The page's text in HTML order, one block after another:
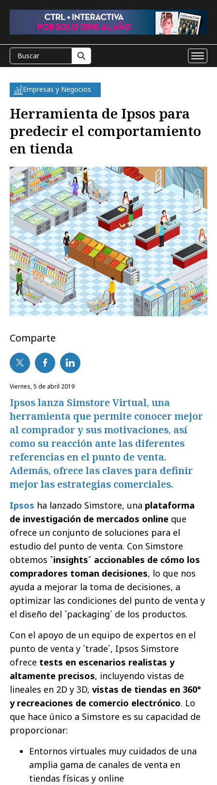
Empresas y Negocios
Herramienta de Ipsos para
predecir el comportamiento
en tienda
Comparte
viernes, 5 de abril 2019
Ipsos lanza Simstore Virtual, una
herramienta que permite conocer mejor
al comprador y sus motivaciones, así
como su reacción ante las diferentes
referencias en el punto de venta.
Además, ofrece las claves para definir
mejor las estrategias comerciales.
Ipsos ha lanzado Simstore, una plataforma
de investigación de mercados online que
ofrece un conjunto de soluciones para el
estudio del punto de venta. Con Simstore
obtemos `insights´ accionables de cómo los
compradores toman decisiones, lo que nos
ayuda a mejorar la toma de decisiones, a
optimizar las condiciones del punto de venta y
el diseño del `packaging´ de los productos.
Con el apoyo de un equipo de expertos en el
punto de venta y `trade´, Ipsos Simstore
ofrece tests en escenarios realistas y
altamente precisos, incluyendo vistas de
lineales en 2D y 3D, vistas de tiendas en 360°
y recreaciones de comercio electrónico. Lo
que hace único a Simstore es su capacidad de
proporcionar:
Entornos virtuales muy cuidados de una
amplia gama de canales de venta en
tiendas físicas y online